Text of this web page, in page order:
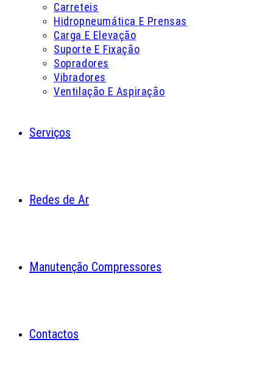
Carreteis
Hidropneumática E Prensas
Carga E Elevação
Suporte E Fixação
Sopradores
Vibradores
Ventilação E Aspiração
Serviços
Redes de Ar
Manutenção Compressores
Contactos